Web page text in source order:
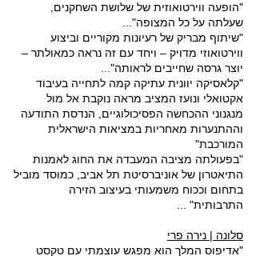
"הופעה ווירטואוזית של שלושת השחקנים,
שעלתה על כל המצופה"...
"שיתוף מבריק של רעיונות מקוריים וביצוע
ווירטואוזי מדויק – ויחד עם זה נראה כמאולתר –
יוצר גרסה שחייבים לראותה"...
"קלאסיקה יוונית עתיקה קמה לתחייה בעיבוד
אקטואלי ונועז המציב מראה נוקבת אל מול
מנגנוני ההכחשה הפסיכולוגיים, הנדסת התודעה
וההתנערות מאחריות במציאות הישראלית
המורכבת"
"בפעולתה מציבה המעבדה את החוג לאמנות
התיאטרון של אוניברסיטת תל אביב, כמוסד מוביל
בתחום וככוח משמעותי בעיצוב הזירה
התרבותית" ...
סלונה | נירה פרי
"אדיפוס המלך הוא מפגש עוצמתי עם טקסט